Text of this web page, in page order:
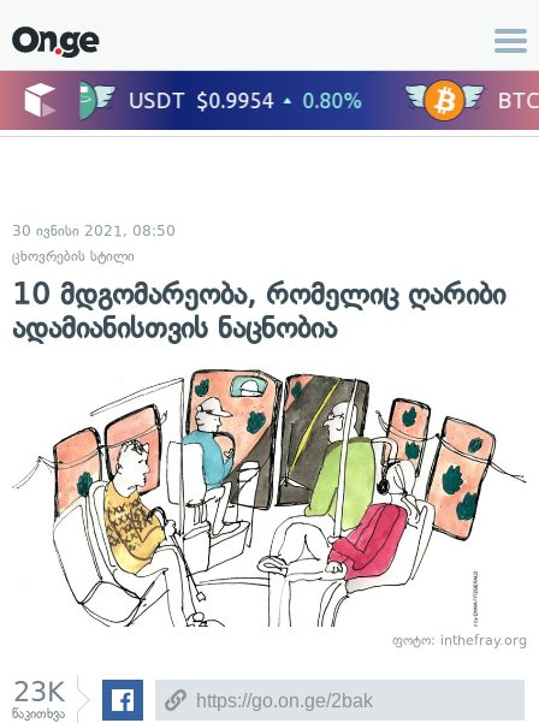
30 ივნისი 2021, 08:50
ცხოვრების სტილი
10 მდგომარეობა, რომელიც ღარიბი
ადამიანისთვის ნაცნობია
ფოტო: inthefray.org
23K
წაკითხვა